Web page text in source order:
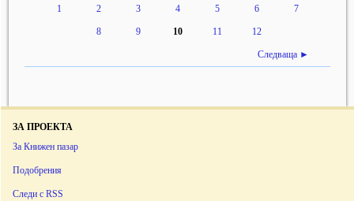
1 2 3 4 5 6 7
8 9 10 11 12
Следваща ►
ЗА ПРОЕКТА
За Книжен пазар
Подобрения
Следи с RSS